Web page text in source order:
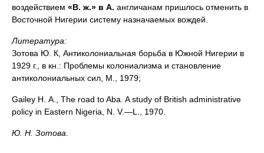
воздействием «В. ж.» в А. англичанам пришлось отменить в
Восточной Нигерии систему назначаемых вождей.
Литература:
Зотова Ю. К, Антиколониальная борьба в Южной Нигерии в
1929 г., в кн.: Проблемы колониализма и становление
антиколониальных сил, М., 1979;
Gailey H. A., The road to Aba. A study of British administrative
policy in Eastern Nigeria, N. V.—L., 1970.
Ю. Н. Зотова.